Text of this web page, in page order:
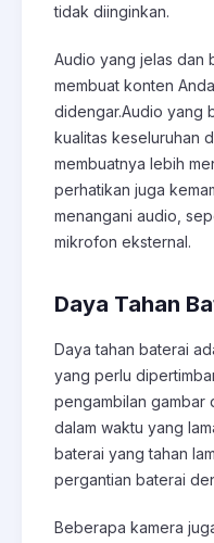
tidak diinginkan.
Audio yang jelas dan
membuat konten
didengar.Audio yang
kualitas keseluruhan
membuatnya lebih
perhatikan juga
menangani audio,
mikrofon eksternal.
Daya Tahan
Daya tahan baterai
yang perlu
pengambilan gambar
dalam waktu yang
baterai yang tahan
pergantian baterai
Beberapa kamera